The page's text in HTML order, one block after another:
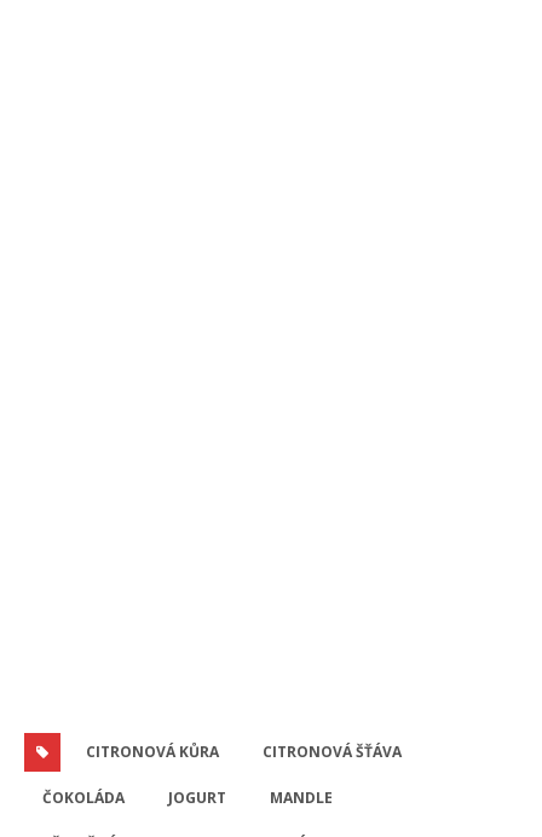
CITRONOVÁ KŮRA CITRONOVÁ ŠŤÁVA
ČOKOLÁDA JOGURT MANDLE